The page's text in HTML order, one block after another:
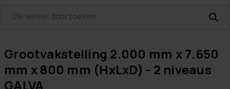
Zoeken
Grootvakstelling 2.000 mm x 7.650
mm x 800 mm (HxLxD) - 2 niveaus
GALVA